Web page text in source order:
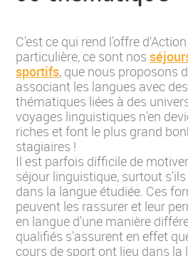
C'est ce qui rend l'offre
particulière, ce sont nos
sportifs, que nous proposons
associant les langues avec
thématiques liées à des
voyages linguistiques n'en
riches et font le plus grand
stagiaires !
Il est parfois difficile de
séjour linguistique, surtout
dans la langue étudiée. Ces
peuvent les rassurer et leur
en langue d'une manière
qualifiés s'assurent en effet
cours de sport ont lieu dans la